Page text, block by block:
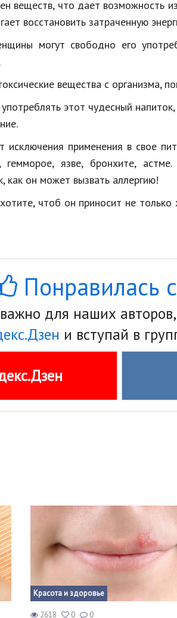
веществ, что дает возможность
восстановить затраченную
могут свободно его
вещества с организма,
этот чудесный напиток,
исключения применения в свое
гемморое, язве, бронхите,
как он может вызвать аллергию!
чтоб он приносит не
Понравилась
важно для наших
и вступай в
Красота и здоровье
2618 0 0